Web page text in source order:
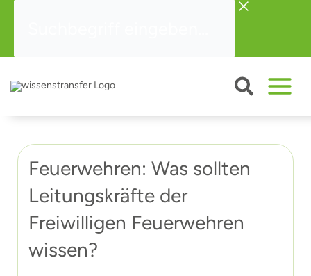
Feuerwehren: Was sollten
Leitungskräfte der
Freiwilligen Feuerwehren
wissen?